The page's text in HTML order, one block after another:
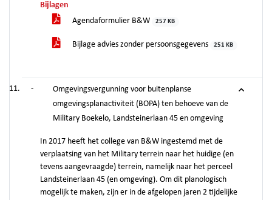
Bijlagen
Agendaformulier B&W
257 KB
Bijlage advies zonder persoonsgegevens 251 KB
-
Omgevingsvergunning voor buitenplanse
omgevingsplanactiviteit (BOPA) ten behoeve van de
Military Boekelo, Landsteinerlaan 45 en omgeving
In 2017 heeft het college van B&W ingestemd met de
verplaatsing van het Military terrein naar het huidige (en
tevens aangevraagde) terrein, namelijk naar het perceel
Landsteinerlaan 45 (en omgeving). Om dit planologisch
mogelijk te maken, zijn er in de afgelopen jaren 2 tijdelijke